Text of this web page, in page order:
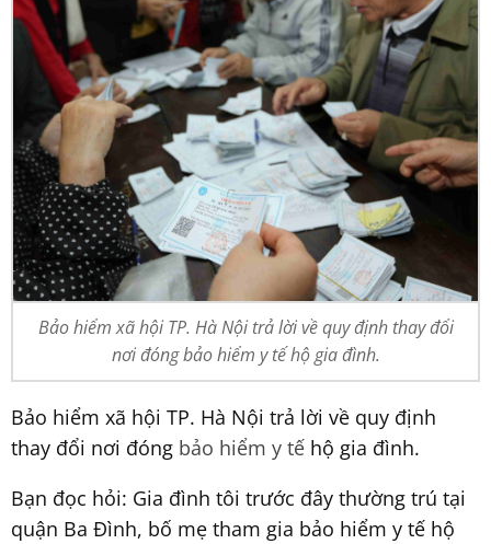
Bảo hiểm xã hội TP. Hà Nội trả lời về quy định thay đổi
nơi đóng bảo hiểm y tế hộ gia đình.
Bảo hiểm xã hội TP. Hà Nội trả lời về quy định
thay đổi nơi đóng bảo hiểm y tế hộ gia đình.
Bạn đọc hỏi: Gia đình tôi trước đây thường trú tại
quận Ba Đình, bố mẹ tham gia bảo hiểm y tế hộ